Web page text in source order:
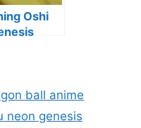
Oshi
ball anime
neon genesis